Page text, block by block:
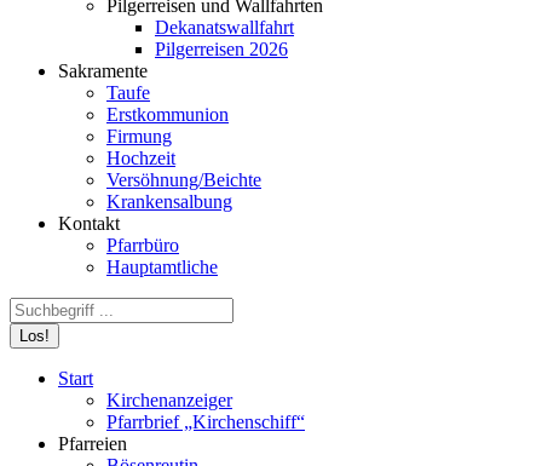
Pilgerreisen und Wallfahrten
Dekanatswallfahrt
Pilgerreisen 2026
Sakramente
Taufe
Erstkommunion
Firmung
Hochzeit
Versöhnung/Beichte
Krankensalbung
Kontakt
Pfarrbüro
Hauptamtliche
Search:
Start
Kirchenanzeiger
Pfarrbrief „Kirchenschiff“
Pfarreien